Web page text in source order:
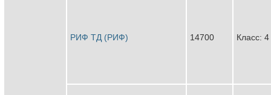
РИФ ТД (РИФ) 14700 Класс: 4